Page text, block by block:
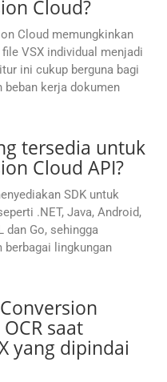
Cloud?
Cloud memungkinkan
VSX individual menjadi
ini cukup berguna bagi
beban kerja dokumen
tersedia untuk
Cloud API?
SDK untuk
.NET, Java, Android,
dan Go, sehingga
berbagai lingkungan
saat
yang dipindai